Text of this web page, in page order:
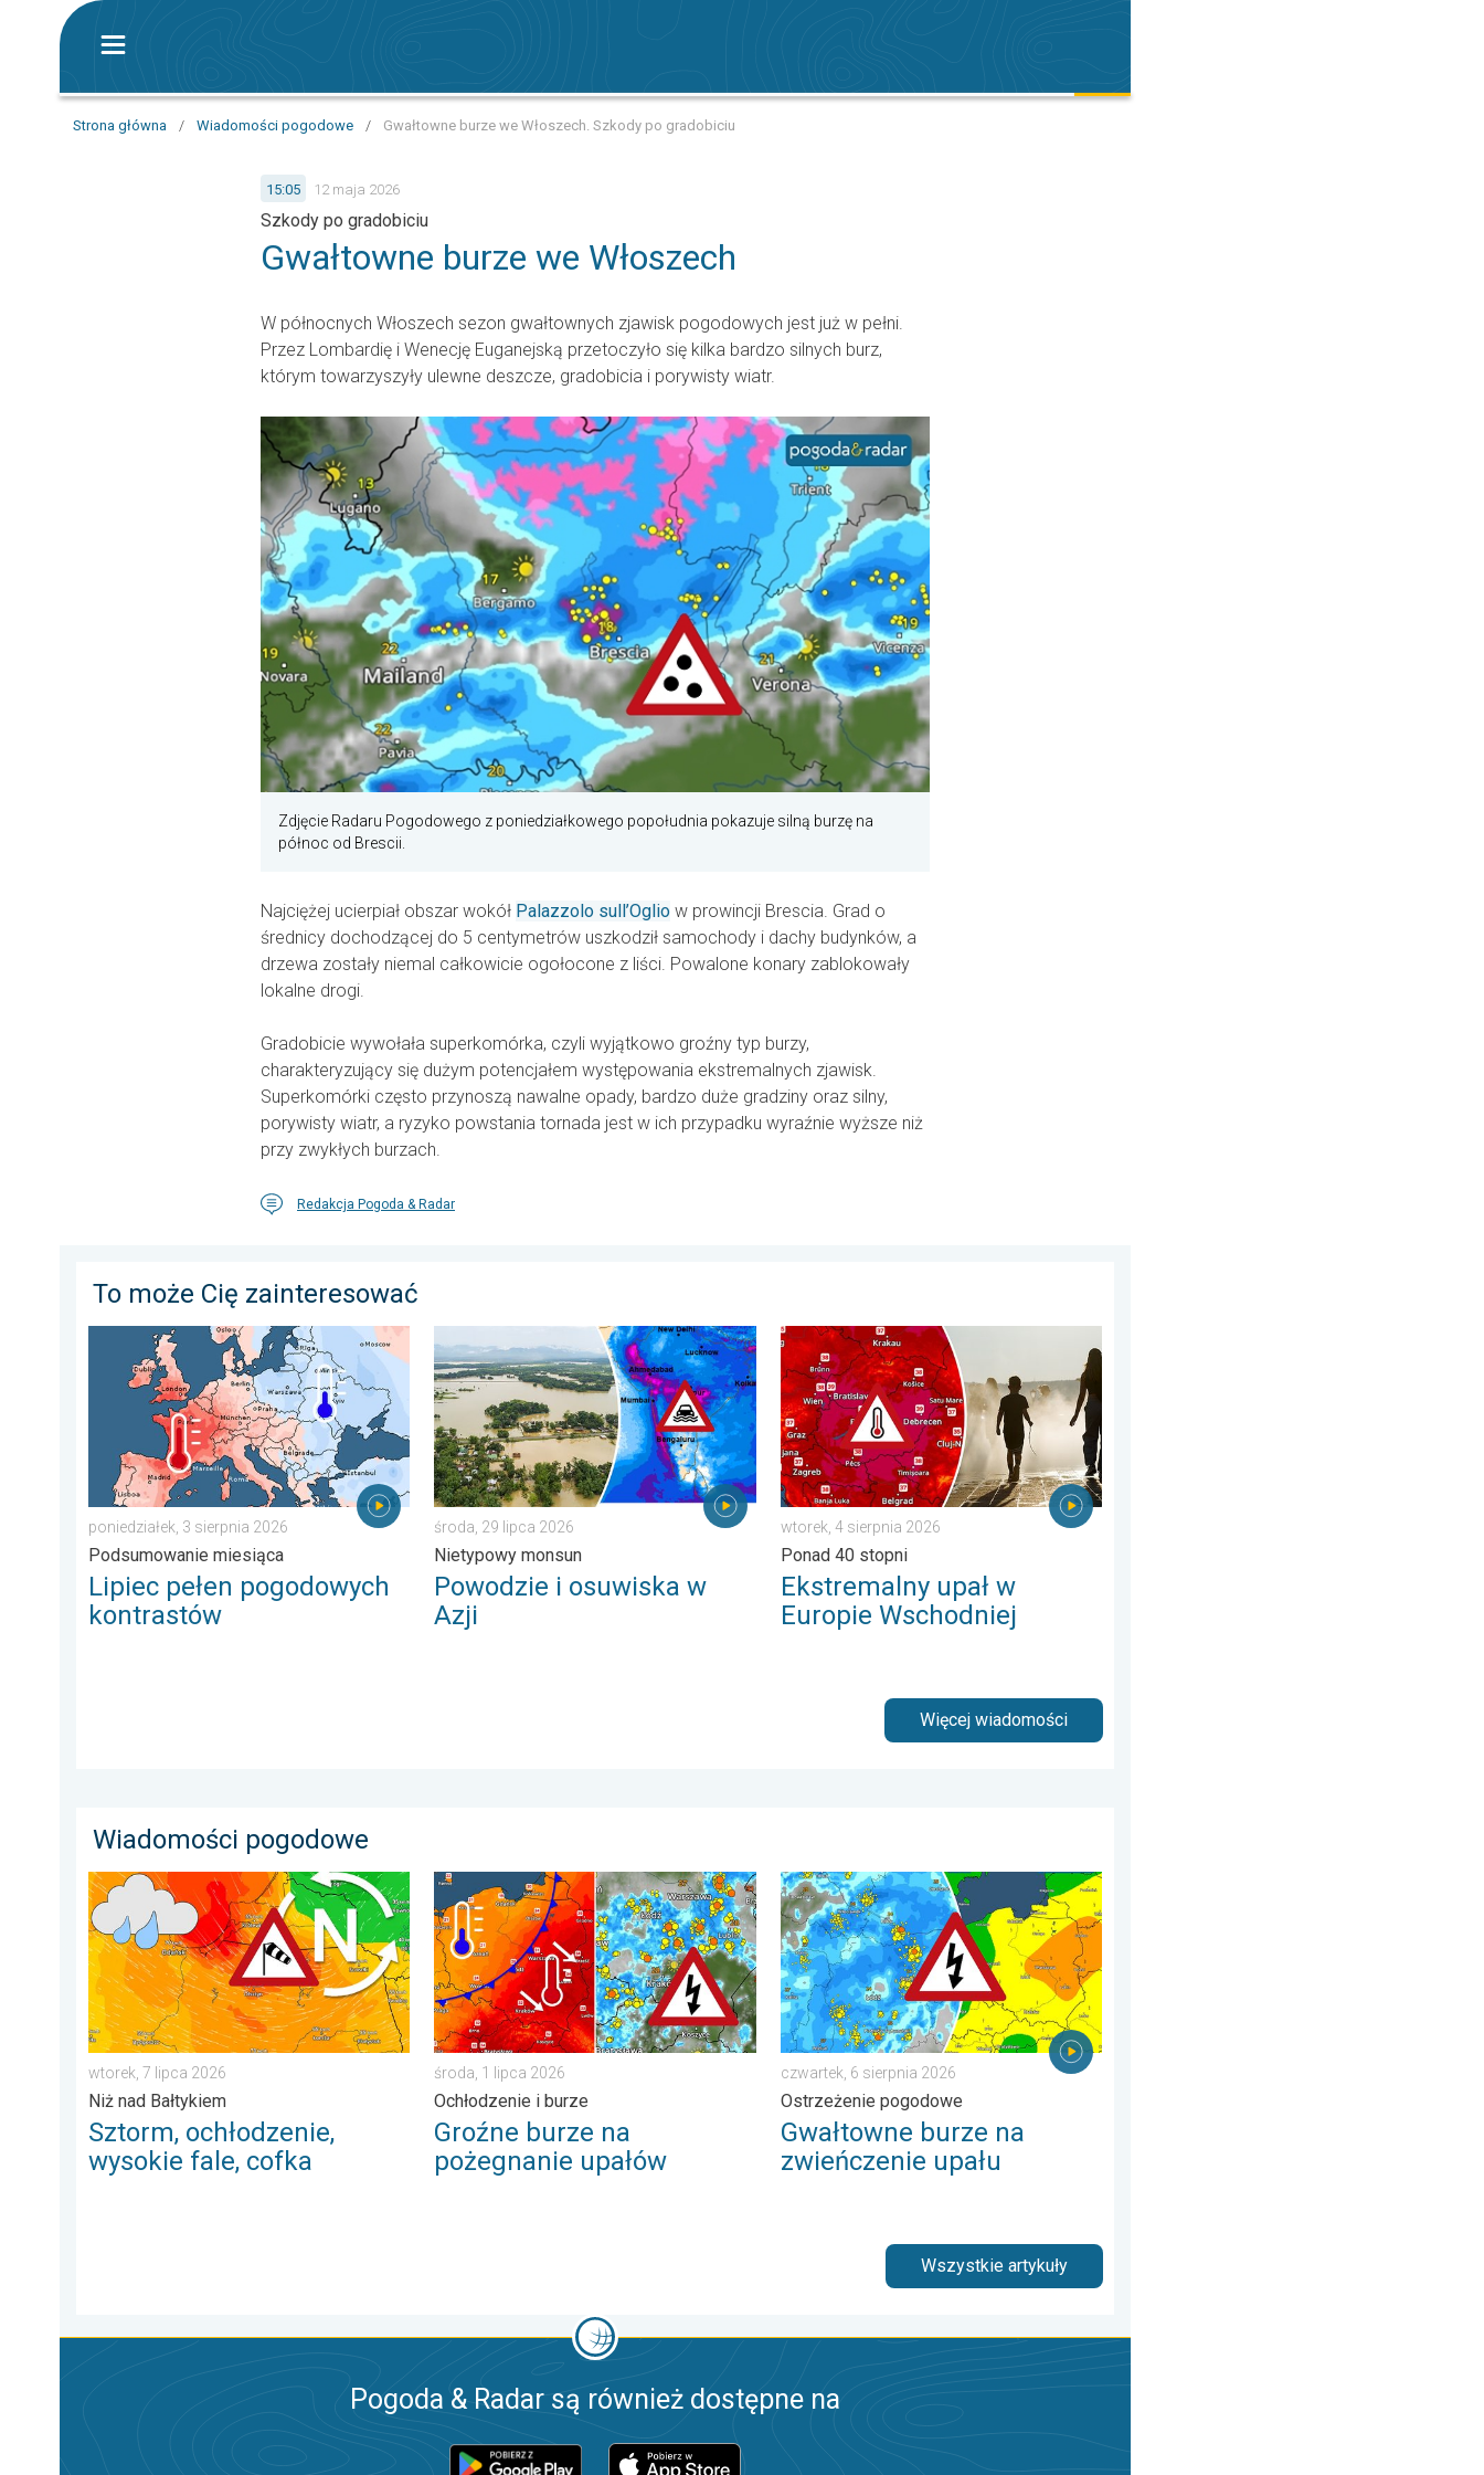
Strona główna / Wiadomości pogodowe / Gwałtowne burze we Włoszech. Szkody po gradobiciu
15:05 12 maja 2026
Szkody po gradobiciu
Gwałtowne burze we Włoszech
W północnych Włoszech sezon gwałtownych zjawisk pogodowych jest już w pełni.
Przez Lombardię i Wenecję Euganejską przetoczyło się kilka bardzo silnych burz,
którym towarzyszyły ulewne deszcze, gradobicia i porywisty wiatr.
Zdjęcie Radaru Pogodowego z poniedziałkowego popołudnia pokazuje silną burzę na
północ od Brescii.
Najciężej ucierpiał obszar wokół Palazzolo sull’Oglio w prowincji Brescia. Grad o
średnicy dochodzącej do 5 centymetrów uszkodził samochody i dachy budynków, a
drzewa zostały niemal całkowicie ogołocone z liści. Powalone konary zablokowały
lokalne drogi.
Gradobicie wywołała superkomórka, czyli wyjątkowo groźny typ burzy,
charakteryzujący się dużym potencjałem występowania ekstremalnych zjawisk.
Superkomórki często przynoszą nawalne opady, bardzo duże gradziny oraz silny,
porywisty wiatr, a ryzyko powstania tornada jest w ich przypadku wyraźnie wyższe niż
przy zwykłych burzach.
Redakcja Pogoda & Radar
To może Cię zainteresować
Lipiec pełen pogodowych kontrastów. Podsumowanie miesiąca. . . poniedziałek, 3 sierpnia 2026
poniedziałek, 3 sierpnia 2026
Podsumowanie miesiąca
Lipiec pełen pogodowych
kontrastów
Powodzie i osuwiska w Azji. Nietypowy monsun. . . środa, 29 lipca 2026
środa, 29 lipca 2026
Nietypowy monsun
Powodzie i osuwiska w
Azji
Ekstremalny upał w Europie Wschodniej. Ponad 40 stopni. . . wtorek, 4 sierpnia 2026
wtorek, 4 sierpnia 2026
Ponad 40 stopni
Ekstremalny upał w
Europie Wschodniej
Więcej wiadomości
Wiadomości pogodowe
Sztorm, ochłodzenie, wysokie fale, cofka. Niż nad Bałtykiem. . . wtorek, 7 lipca 2026
wtorek, 7 lipca 2026
Niż nad Bałtykiem
Sztorm, ochłodzenie,
wysokie fale, cofka
Groźne burze na pożegnanie upałów. Ochłodzenie i burze. . . środa, 1 lipca 2026
środa, 1 lipca 2026
Ochłodzenie i burze
Groźne burze na
pożegnanie upałów
Gwałtowne burze na zwieńczenie upału. Ostrzeżenie pogodowe. . . czwartek, 6 sierpnia
czwartek, 6 sierpnia 2026
Ostrzeżenie pogodowe
Gwałtowne burze na
zwieńczenie upału
Wszystkie artykuły
Pogoda & Radar są również dostępne na